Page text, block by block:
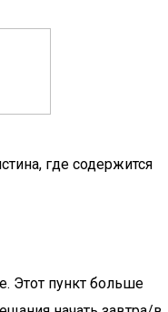
где содержится
Этот пункт больше